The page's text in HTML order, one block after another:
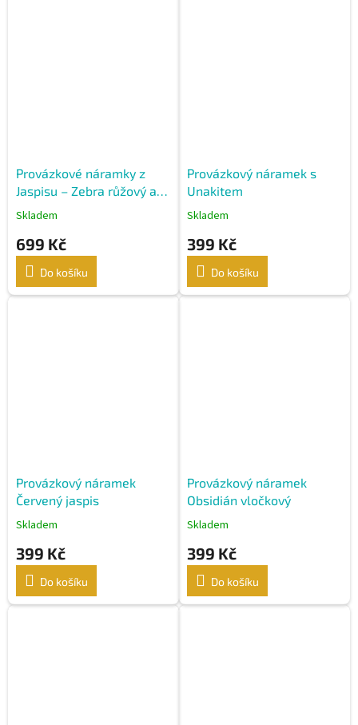
Provázkové náramky z
Jaspisu – Zebra růžový a
Aqua Terra
Skladem
699 Kč
Do košíku
Provázkový náramek s
Unakitem
Skladem
399 Kč
Do košíku
Provázkový náramek
Červený jaspis
Skladem
399 Kč
Do košíku
Provázkový náramek
Obsidián vločkový
Skladem
399 Kč
Do košíku